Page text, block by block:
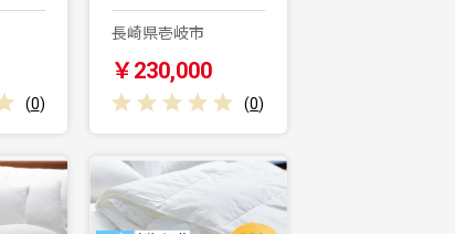
(0)
長崎県壱岐市
￥230,000
(0)